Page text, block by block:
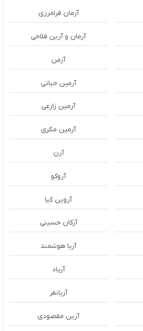
آرمان فرامرزی
آرمان و آرین فلاحی
آرمن
آرمین حیاتی
آرمین زارعی
آرمین مکری
آرن
آروکو
آروین کیا
آرکان حسینی
آریا هوشمند
آریاد
آریانفر
آرین مقصودی